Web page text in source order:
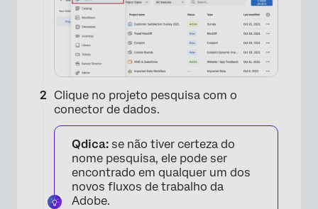
Clique no projeto pesquisa com o
conector de dados.
Qdica: se não tiver certeza do
nome pesquisa, ele pode ser
encontrado em qualquer um dos
novos fluxos de trabalho da
Adobe.